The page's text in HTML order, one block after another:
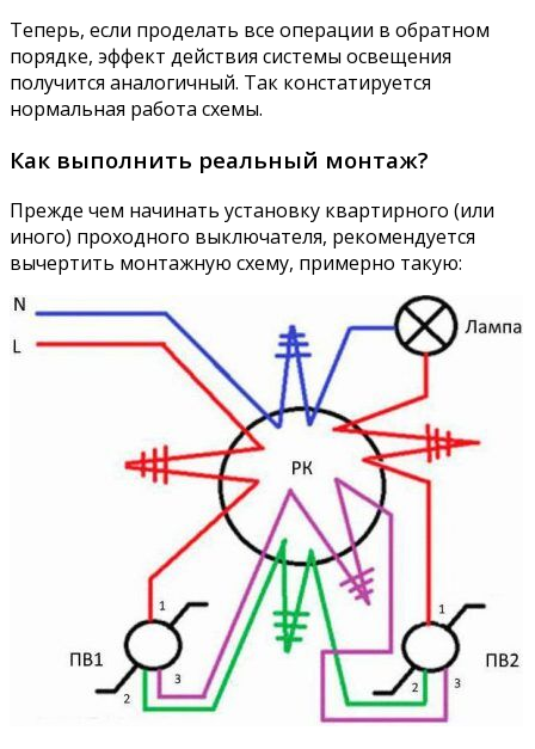
Теперь, если проделать все операции в обратном
порядке, эффект действия системы освещения
получится аналогичный. Так констатируется
нормальная работа схемы.
Как выполнить реальный монтаж?
Прежде чем начинать установку квартирного (или
иного) проходного выключателя, рекомендуется
вычертить монтажную схему, примерно такую: